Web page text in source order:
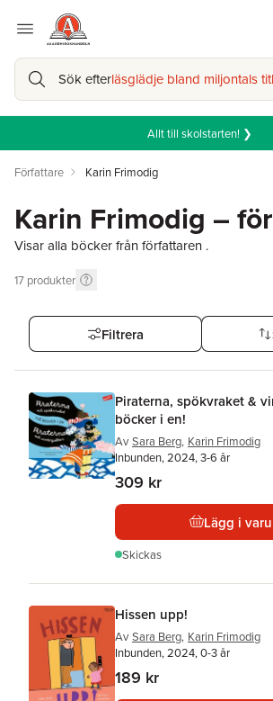
Sök efterläsglädje bland miljontals
Allt till skolstarten! ❯
Författare Karin Frimodig
Karin Frimodig –
Visar alla böcker från författaren .
17 produkter
Filtrera
Piraterna, spökvraket &
böcker i en!
Av Sara Berg, Karin Frimodig
Inbunden, 2024, 3-6 år
309 kr
Lägg i
Skickas
Hissen upp!
Av Sara Berg, Karin Frimodig
Inbunden, 2024, 0-3 år
189 kr